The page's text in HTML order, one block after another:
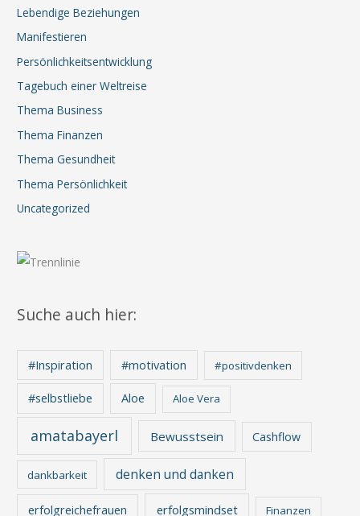
Lebendige Beziehungen
Manifestieren
Persönlichkeitsentwicklung
Tagebuch einer Weltreise
Thema Business
Thema Finanzen
Thema Gesundheit
Thema Persönlichkeit
Uncategorized
Suche auch hier:
#Inspiration #motivation #positivdenken
#selbstliebe Aloe Aloe Vera
amatabayerl Bewusstsein Cashflow
dankbarkeit denken und danken
erfolgreichefrauen erfolgsmindset Finanzen